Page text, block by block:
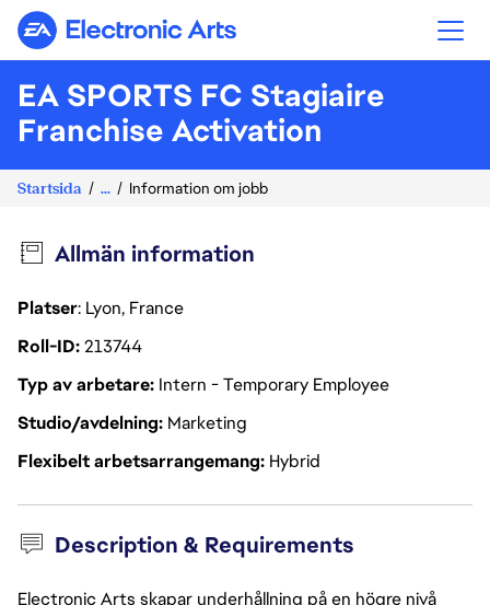
Electronic Arts
EA SPORTS FC Stagiaire
Franchise Activation
Startsida ... Information om jobb
Allmän information
Platser: Lyon, France
Roll-ID213744
Typ av arbetare Intern - Temporary Employee
Studio/avdelning Marketing
Flexibelt arbetsarrangemang Hybrid
Description & Requirements
Electronic Arts skapar underhållning på en högre nivå